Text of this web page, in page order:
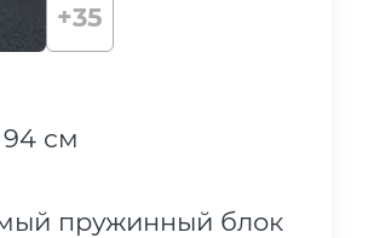
+35
94 см
пружинный блок